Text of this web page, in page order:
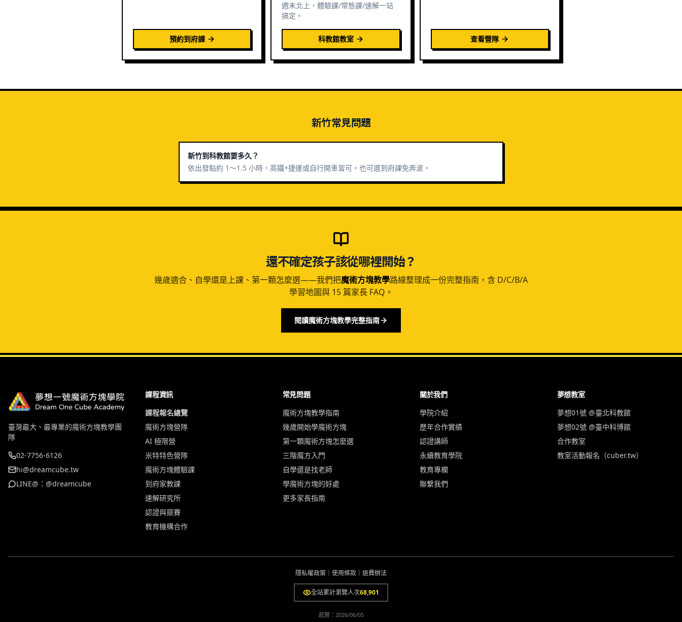
預約到府課
週末北上，體驗課/常態課/速解一站
搞定。
科教館教室 查看營隊
新竹常見問題
新竹到科教館要多久？
依出發點約 1～1.5 小時，高鐵+捷運或自行開車皆可。也可選到府課免奔波。
還不確定孩子該從哪裡開始？
幾歲適合、自學還是上課、第一顆怎麼選——我們把魔術方塊教學路線整理成一份完整指南，含 D/C/B/A
學習地圖與 15 篇家長 FAQ。
閱讀魔術方塊教學完整指南
臺灣最大、最專業的魔術方塊教學團
隊
02-7756-6126
hi@dreamcube.tw
LINE@：@dreamcube
課程資訊
課程報名總覽
魔術方塊營隊
AI 極限營
米特特色營隊
魔術方塊體驗課
到府家教課
速解研究所
認證與競賽
教育機構合作
常見問題
魔術方塊教學指南
幾歲開始學魔術方塊
第一顆魔術方塊怎麼選
三階魔方入門
自學還是找老師
學魔術方塊的好處
更多家長指南
關於我們
學院介紹
歷年合作實績
認證講師
永續教育學院
教育專欄
聯繫我們
夢想教室
夢想01號 @臺北科教館
夢想02號 @臺中科博館
合作教室
教室活動報名（cuber.tw）
隱私權政策 使用條款 退費辦法
全站累計瀏覽人次68,901
起算： 2026/06/05